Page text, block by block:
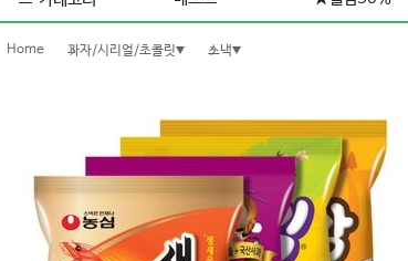
Home 과자/시리얼/초콜릿 스낵